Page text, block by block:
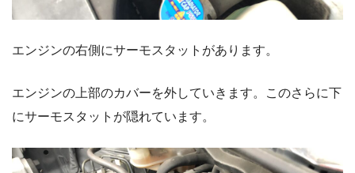
エンジンの右側にサーモスタットがあります。
エンジンの上部のカバーを外していきます。このさらに下
にサーモスタットが隠れています。